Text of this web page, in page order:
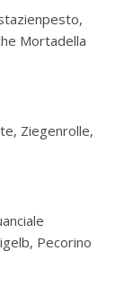
Mortadella
Ziegenrolle,
Pecorino